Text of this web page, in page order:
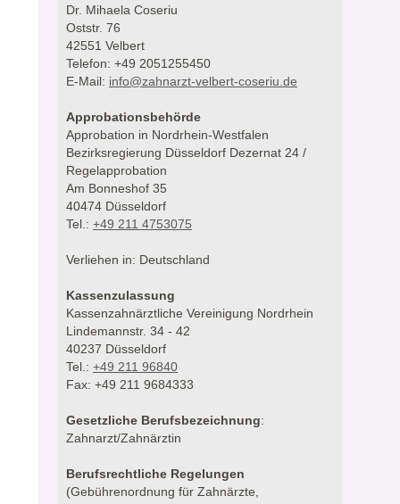
Dr. Mihaela Coseriu
Oststr. 76
42551 Velbert
Telefon: +49 2051255450
E-Mail: info@zahnarzt-velbert-coseriu.de
Approbationsbehörde
Approbation in Nordrhein-Westfalen
Bezirksregierung Düsseldorf Dezernat 24 /
Regelapprobation
Am Bonneshof 35
40474 Düsseldorf
Tel.: +49 211 4753075
Verliehen in: Deutschland
Kassenzulassung
Kassenzahnärztliche Vereinigung Nordrhein
Lindemannstr. 34 - 42
40237 Düsseldorf
Tel.: +49 211 96840
Fax: +49 211 9684333
Gesetzliche Berufsbezeichnung:
Zahnarzt/Zahnärztin
Berufsrechtliche Regelungen
(Gebührenordnung für Zahnärzte,